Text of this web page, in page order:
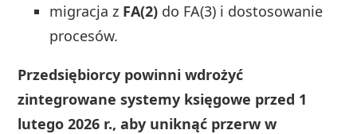
migracja z FA(2) do FA(3) i dostosowanie
procesów.
Przedsiębiorcy powinni wdrożyć
zintegrowane systemy księgowe przed 1
lutego 2026 r., aby uniknąć przerw w